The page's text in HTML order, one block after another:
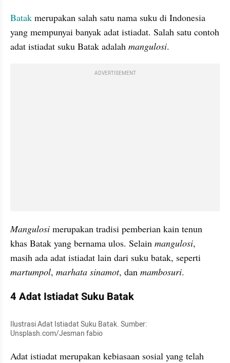
Batak merupakan salah satu nama suku di Indonesia
yang mempunyai banyak adat istiadat. Salah satu contoh
adat istiadat suku Batak adalah mangulosi.
ADVERTISEMENT
Mangulosi merupakan tradisi pemberian kain tenun
khas Batak yang bernama ulos. Selain mangulosi,
martumpol, marhata sinamot, dan mambosuri.
4 Adat Istiadat Suku Batak
Ilustrasi Adat Istiadat Suku Batak. Sumber:
Unsplash.com/Jesman fabio
Adat istiadat merupakan kebiasaan sosial yang telah